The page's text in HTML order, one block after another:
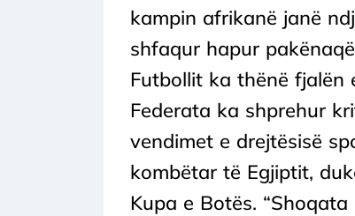
kampin afrikanë janë
shfaqur hapur
Futbollit ka thënë fjalën
Federata ka shprehur
vendimet e drejtësisë
kombëtar të Egjiptit,
Kupa e Botës.